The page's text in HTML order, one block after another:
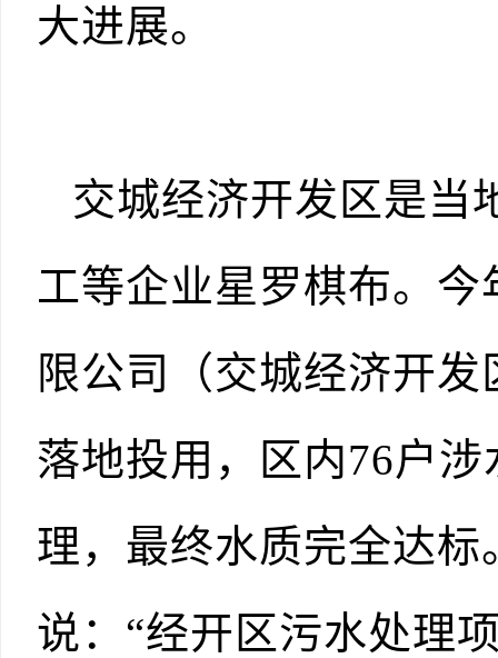
大进展。
交城经济开发区是当
工等企业星罗棋布。
限公司（交城经济开
落地投用，区内76户
理，最终水质完全达
说：“经开区污水处理